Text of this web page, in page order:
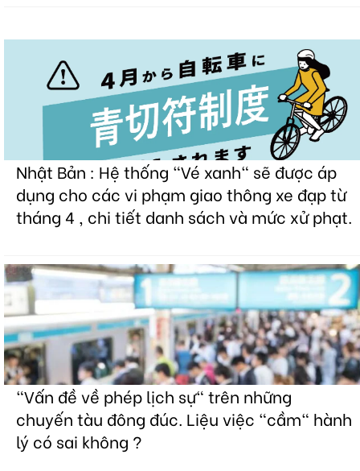
Nhật Bản : Hệ thống "Vé xanh" sẽ được áp
dụng cho các vi phạm giao thông xe đạp từ
tháng 4 , chi tiết danh sách và mức xử phạt.
"Vấn đề về phép lịch sự" trên những
chuyến tàu đông đúc. Liệu việc "cầm" hành
lý có sai không ?